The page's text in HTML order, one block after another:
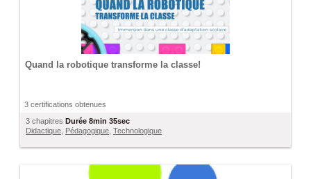
Quand la robotique transforme la classe!
3 certifications obtenues
3 chapitres Durée 8min 35sec
Didactique Pédagogique Technologique